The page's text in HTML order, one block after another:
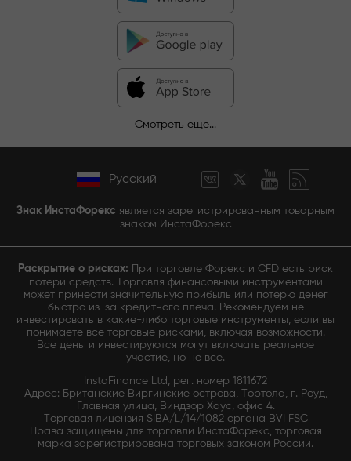
Смотреть еще...
Русский
Знак ИнстаФорекс является зарегистрированным товарным
знаком ИнстаФорекс
Раскрытие о рисках: При торговле Форекс и CFD есть риск
потери средств. Торговля финансовыми инструментами
может принести значительную прибыль или потерю денег
быстро из-за кредитного плеча. Рекомендуем не
инвестировать в какие-либо торговые инструменты, если вы
понимаете все торговые рисками, включая возможности.
Все деньги инвестируются могут включать реальное
участие, но не всё.
InstaFinance Ltd, рег. номер 1811672
Адрес: Британские Виргинские острова, Тортола, г. Роуд,
Главная улица, Виндзор Хаус, офис 4.
Торговая лицензия SIBA/L/14/1082 органа BVI FSC
Права защищены для торговли ИнстаФорекс, торговая
марка зарегистрирована торговых законом России.